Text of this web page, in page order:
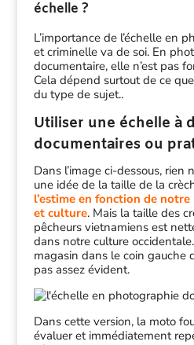
échelle ?
L’importance de l’échelle en
et criminelle va de soi. En
documentaire, elle n’est pas
Cela dépend surtout de ce
du type de sujet..
Utiliser une échelle à
documentaires ou
Dans l’image ci-dessous, rien
une idée de la taille de la
l’estime en fonction de
et culture. Mais la taille des
pêcheurs vietnamiens est
dans notre culture
magasin dans le coin gauche
pas assez évident.
Dans cette version, la moto
évaluer et immédiatement